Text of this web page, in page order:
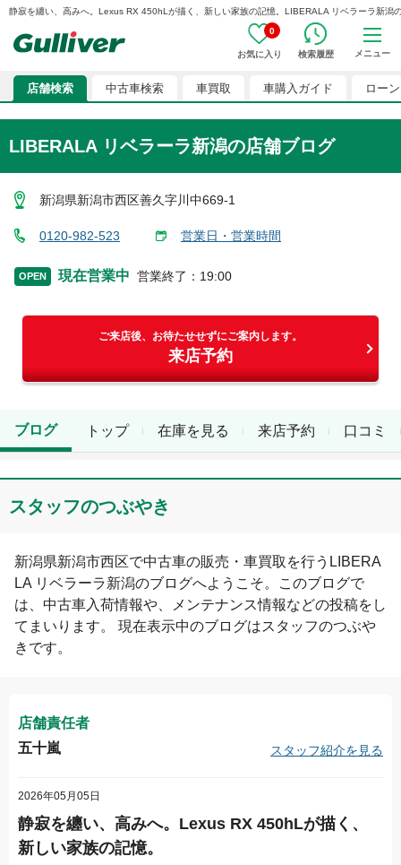
静寂を纏い、高みへ。Lexus RX 450hLが描く、新しい家族の記憶。LIBERALA リベラーラ新
0
お気に入り 検索履歴 メニュー
店舗検索 中古車検索 車買取 車購入ガイド ローン
LIBERALA リベラーラ新潟の店舗ブログ
新潟県新潟市西区善久字川中669-1
0120-982-523 営業日・営業時間
OPEN 現在営業中 営業終了 ： 19:00
ご来店後、お待たせせずにご案内します。
来店予約
トップ 在庫を見る 来店予約 口コミ
ブログ
スタッフのつぶやき
新潟県新潟市西区で中古車の販売・車買取を行う LIBERA
LA リベラーラ新潟のブログへようこそ。このブログで
は、中古車入荷情報や、メンテナンス情報などの投稿をし
てまいります。 現在表示中のブログはスタッフのつぶや
き です。
店舗責任者
五十嵐
スタッフ紹介を見る
2026年05月05日
静寂を纏い、高みへ。Lexus RX 450hLが描く、
新しい家族の記憶。